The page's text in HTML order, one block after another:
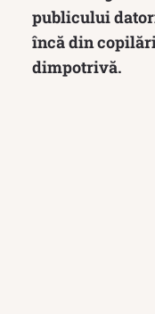
publicului
încă din
dimpotrivă.